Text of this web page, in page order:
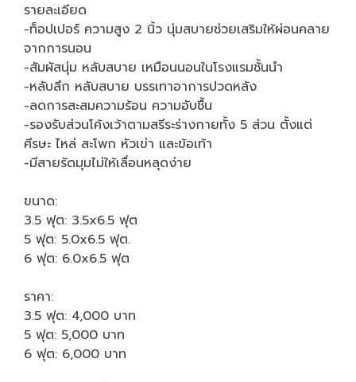
รายละเอียด
-ท็อปเปอร์ ความสูง 2 นิ้ว นุ่มสบายช่วยเสริมให้ผ่อนคลาย
จากการนอน
-สัมผัสนุ่ม หลับสบาย เหมือนนอนในโรงแรมชั้นนำ
-หลับลึก หลับสบาย บรรเทาอาการปวดหลัง
-ลดการสะสมความร้อน ความอับชื้น
-รองรับส่วนโค้งเว้าตามสรีระร่างกายทั้ง 5 ส่วน ตั้งแต่
ศีรษะ ไหล่ สะโพก หัวเข่า และข้อเท้า
-มีสายรัดมุมไม่ให้เลื่อนหลุดง่าย
ขนาด:
3.5 ฟุต: 3.5x6.5 ฟุต
5 ฟุต: 5.0x6.5 ฟุต.
6 ฟุต: 6.0x6.5 ฟุต
ราคา:
3.5 ฟุต: 4,000 บาท
5 ฟุต: 5,000 บาท
6 ฟุต: 6,000 บาท